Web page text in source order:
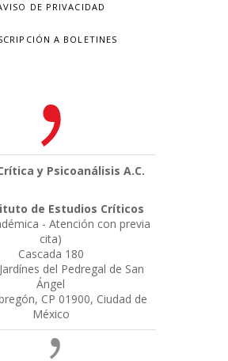
DE PRIVACIDAD
A BOLETINES
y Psicoanálisis A.C.
de Estudios Críticos
- Atención con previa
cita)
Cascada 180
del Pedregal de San
Ángel
CP 01900, Ciudad de
México